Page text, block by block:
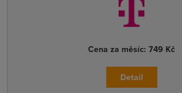
Cena za měsíc: 749 Kč
Detail